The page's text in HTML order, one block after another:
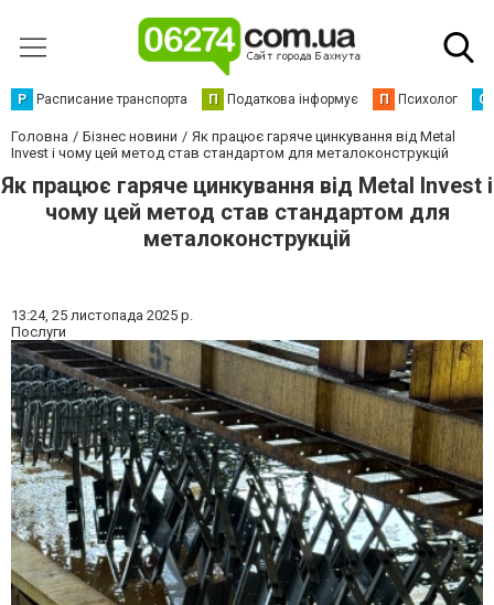
Р Расписание транспорта П Податкова інформує П Психолог С
Головна Бізнес новини
Як працює гаряче цинкування від Metal
Invest і чому цей метод став стандартом для металоконструкцій
Як працює гаряче цинкування від Metal Invest і
чому цей метод став стандартом для
металоконструкцій
13:24, 25 листопада 2025 р.
Послуги